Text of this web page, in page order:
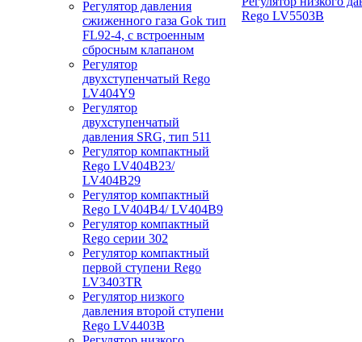
Регулятор давления
сжиженного газа Gok тип
FL92-4, с встроенным
сбросным клапаном
Регулятор
двухступенчатый Rego
LV404Y9
Регулятор
двухступенчатый
давления SRG, тип 511
Регулятор компактный
Rego LV404B23/
LV404B29
Регулятор компактный
Rego LV404B4/ LV404B9
Регулятор компактный
Rego серии 302
Регулятор компактный
первой ступени Rego
LV3403TR
Регулятор низкого
давления второй ступени
Rego LV4403B
Rego LV5503B